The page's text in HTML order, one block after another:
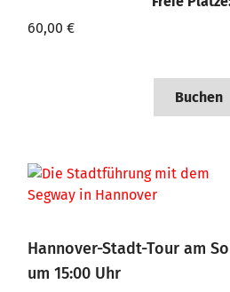
60,00 €
Buchen
Hannover-Stadt-Tour am
um 15:00 Uhr